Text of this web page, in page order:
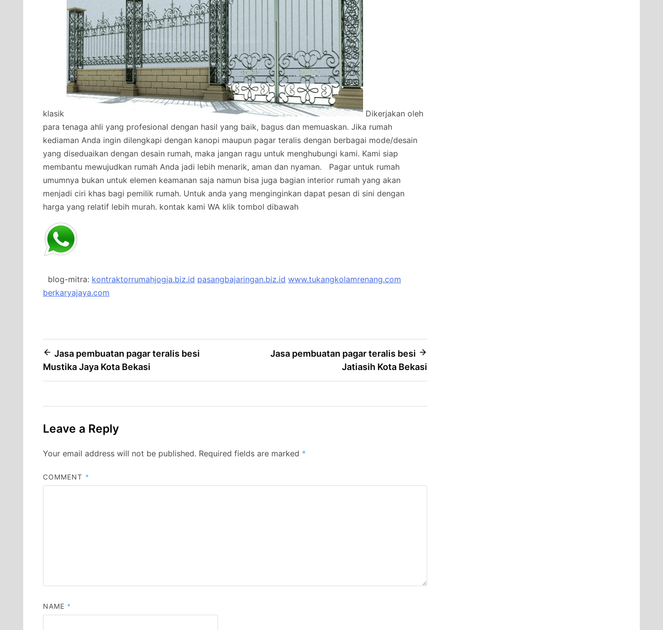
klasik
Dikerjakan oleh
para tenaga ahli yang profesional dengan hasil yang baik, bagus dan memuaskan. Jika rumah
kediaman Anda ingin dilengkapi dengan kanopi maupun pagar teralis dengan berbagai mode/desain
yang diseduaikan dengan desain rumah, maka jangan ragu untuk menghubungi kami. Kami siap
membantu mewujudkan rumah Anda jadi lebih menarik, aman dan nyaman.
Pagar untuk rumah
umumnya bukan untuk elemen keamanan saja namun bisa juga bagian interior rumah yang akan
menjadi ciri khas bagi pemilik rumah. Untuk anda yang menginginkan dapat pesan di sini dengan
harga yang relatif lebih murah. kontak kami WA klik tombol dibawah
blog-mitra: kontraktorrumahjogja.biz.id pasangbajaringan.biz.id www.tukangkolamrenang.com
berkaryajaya.com
Post
navigation
Jasa pembuatan pagar teralis besi
Mustika Jaya Kota Bekasi
Jasa pembuatan pagar teralis besi
Jatiasih Kota Bekasi
Leave a Reply
Your email address will not be published. Required fields are marked *
COMMENT *
NAME *